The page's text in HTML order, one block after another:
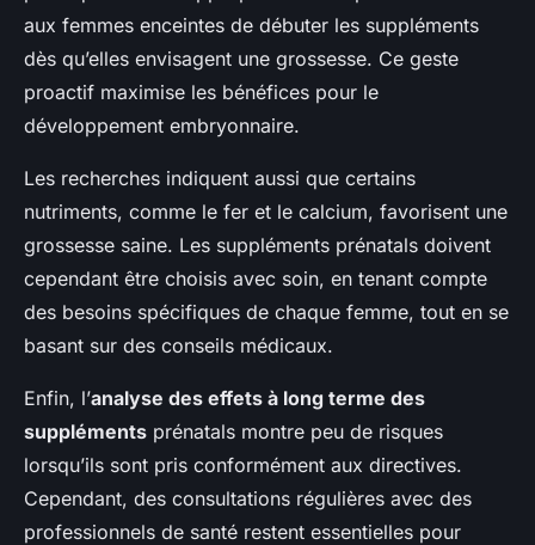
aux femmes enceintes de débuter les suppléments
dès qu’elles envisagent une grossesse. Ce geste
proactif maximise les bénéfices pour le
développement embryonnaire.
Les recherches indiquent aussi que certains
nutriments, comme le fer et le calcium, favorisent une
grossesse saine. Les suppléments prénatals doivent
cependant être choisis avec soin, en tenant compte
des besoins spécifiques de chaque femme, tout en se
basant sur des conseils médicaux.
Enfin, l’analyse des effets à long terme des
suppléments prénatals montre peu de risques
lorsqu’ils sont pris conformément aux directives.
Cependant, des consultations régulières avec des
professionnels de santé restent essentielles pour